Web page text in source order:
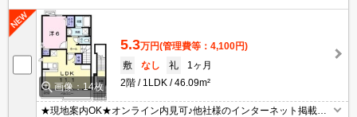
画像：14枚
5.3万円(管理費等：4,100円)
敷
なし 礼
1ヶ月
2階
1LDK 46.09m²
★現地案内OK★オンライン内見可♪他社様のインターネット掲載物